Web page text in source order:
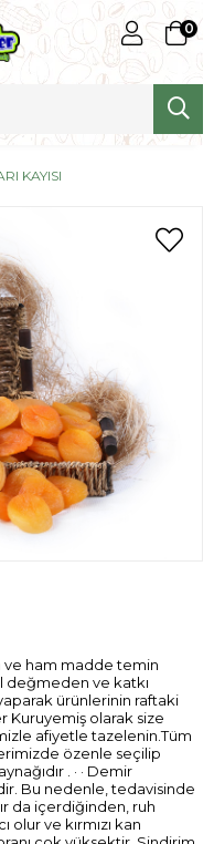
0
KAYISI
ve ham madde temin
ve katkı
ürünlerinin raftaki
Kuruyemiş olarak size
afiyetle tazelenin.Tüm
özenle seçilip
. · · Demir
Bu nedenle, tedavisinde
da içerdiğinden, ruh
olur ve kırmızı kan